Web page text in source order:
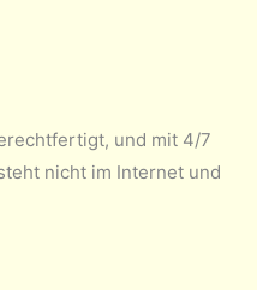
und mit 4/7
nicht im Internet und